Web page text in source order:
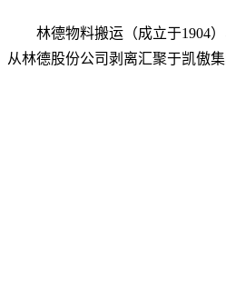
林德物料搬运（成立于1904
从林德股份公司剥离汇聚于凯傲